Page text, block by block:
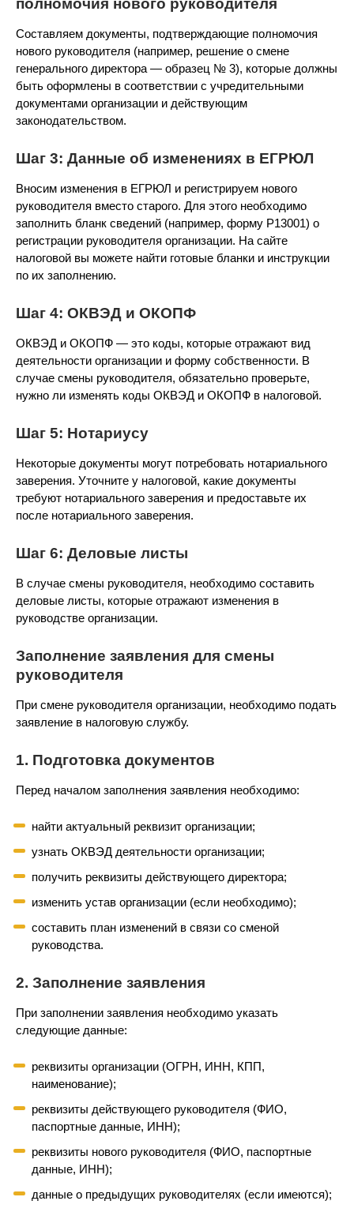
полномочия нового руководителя
Составляем документы, подтверждающие полномочия
нового руководителя (например, решение о смене
генерального директора — образец № 3), которые должны
быть оформлены в соответствии с учредительными
документами организации и действующим
законодательством.
Шаг 3: Данные об изменениях в ЕГРЮЛ
Вносим изменения в ЕГРЮЛ и регистрируем нового
руководителя вместо старого. Для этого необходимо
заполнить бланк сведений (например, форму Р13001) о
регистрации руководителя организации. На сайте
налоговой вы можете найти готовые бланки и инструкции
по их заполнению.
Шаг 4: ОКВЭД и ОКОПФ
ОКВЭД и ОКОПФ — это коды, которые отражают вид
деятельности организации и форму собственности. В
случае смены руководителя, обязательно проверьте,
нужно ли изменять коды ОКВЭД и ОКОПФ в налоговой.
Шаг 5: Нотариусу
Некоторые документы могут потребовать нотариального
заверения. Уточните у налоговой, какие документы
требуют нотариального заверения и предоставьте их
после нотариального заверения.
Шаг 6: Деловые листы
В случае смены руководителя, необходимо составить
деловые листы, которые отражают изменения в
руководстве организации.
Заполнение заявления для смены
руководителя
При смене руководителя организации, необходимо подать
заявление в налоговую службу.
1. Подготовка документов
Перед началом заполнения заявления необходимо:
найти актуальный реквизит организации;
узнать ОКВЭД деятельности организации;
получить реквизиты действующего директора;
изменить устав организации (если необходимо);
составить план изменений в связи со сменой
руководства.
2. Заполнение заявления
При заполнении заявления необходимо указать
следующие данные:
реквизиты организации (ОГРН, ИНН, КПП,
наименование);
реквизиты действующего руководителя (ФИО,
паспортные данные, ИНН);
реквизиты нового руководителя (ФИО, паспортные
данные, ИНН);
данные о предыдущих руководителях (если имеются);